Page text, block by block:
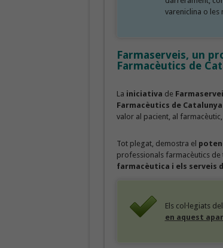
vareniclina o les
Farmaserveis, un
Farmacèutics de
La iniciativa de
Farmacèutics de
valor al pacient, al
Tot plegat, demostra el
professionals farmacèutics de
farmacèutica i els serveis
Els col·legiats
en aquest